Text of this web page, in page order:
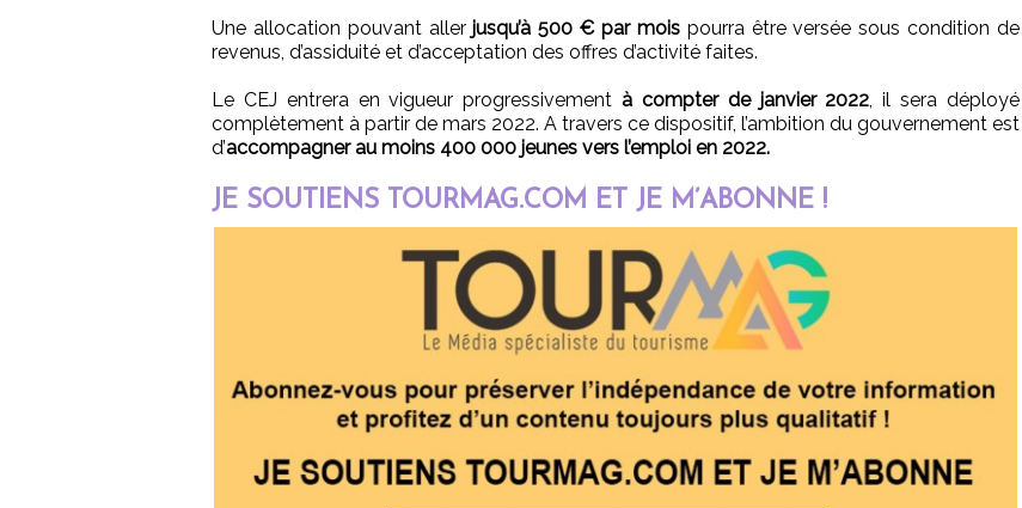
Une allocation pouvant aller jusqu’à 500 € par moispourra être versée sous condition de
revenus, d’assiduité et d’acceptation des offres d’activité faites.
Le CEJ entrera en vigueur progressivementà compter de janvier 2022, il sera déployé
complètement à partir de mars 2022. A travers ce dispositif, l’ambition du gouvernement est
d’accompagner au moins 400 000 jeunes vers l’emploi en 2022.
JE SOUTIENS TOURMAG.COM ET JE M’ABONNE !